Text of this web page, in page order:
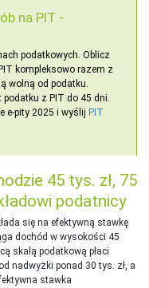
na PIT -
podatkowych. Oblicz
kompleksowo razem z
wolną od podatku.
z PIT do 45 dni.
e-pity 2025 i wyślij PIT
45 tys. zł, 75
podatnicy
się na efektywną stawkę
dochód w wysokości 45
skalą podatkową płaci
nadwyżki ponad 30 tys. zł, a
stawka